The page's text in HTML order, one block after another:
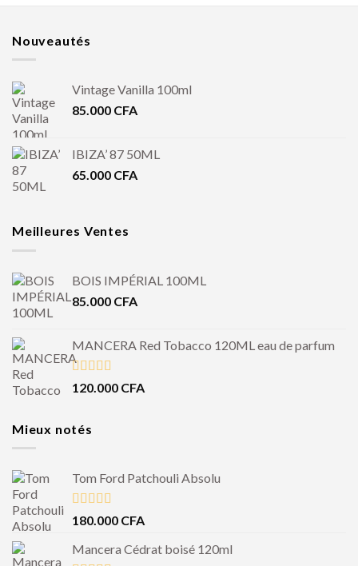
Nouveautés
Vintage Vanilla 100ml
85.000 CFA
IBIZA’ 87 50ML
65.000 CFA
Meilleures Ventes
BOIS IMPÉRIAL 100ML
85.000 CFA
MANCERA Red Tobacco 120ML eau de parfum
Note4.50
120.000 CFA
Mieux notés
Tom Ford Patchouli Absolu
Note5.00
180.000 CFA
Mancera Cédrat boisé 120ml